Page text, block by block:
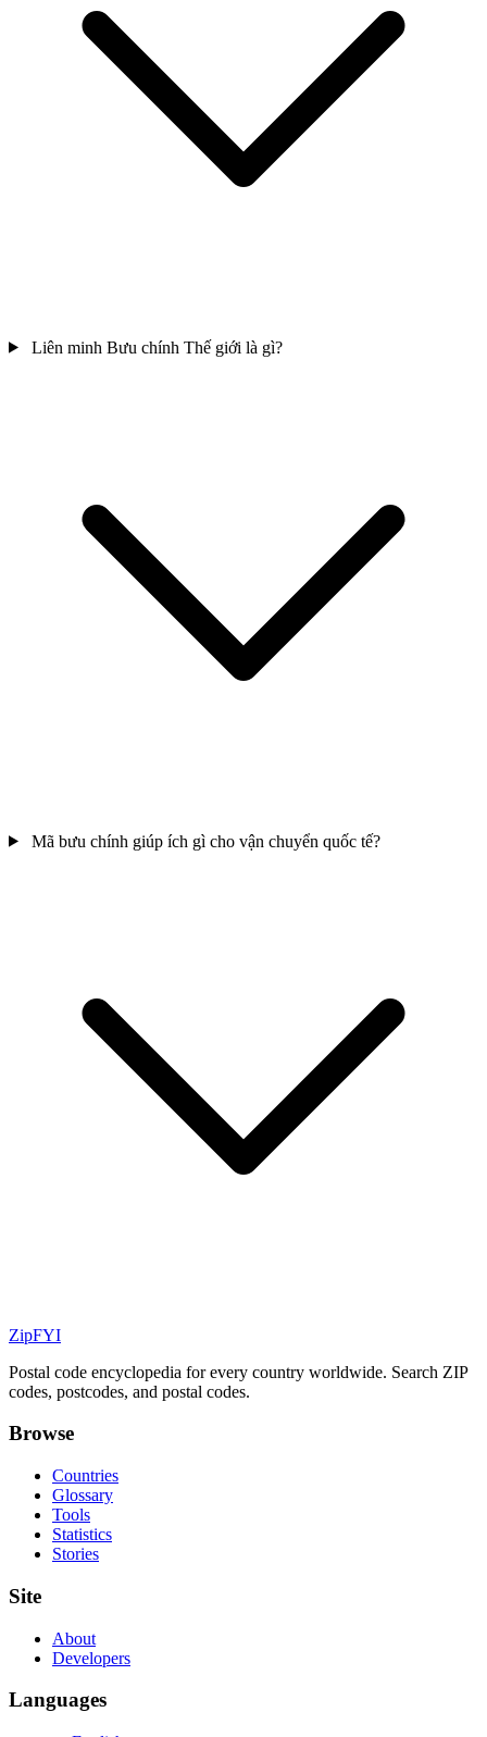
Liên minh Bưu chính Thế giới là gì?
Mã bưu chính giúp ích gì cho vận chuyển quốc tế?
ZipFYI
Postal code encyclopedia for every country worldwide. Search ZIP
codes, postcodes, and postal codes.
Browse
Countries
Glossary
Tools
Statistics
Stories
Site
About
Developers
Languages